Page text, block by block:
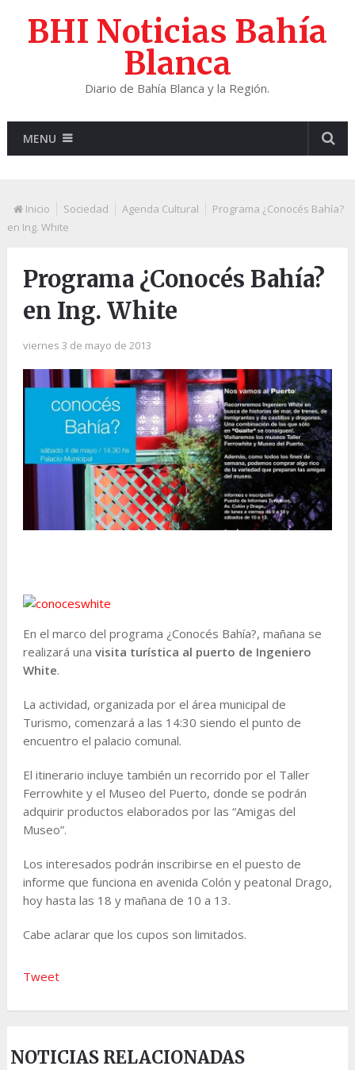
BHI Noticias Bahía
Blanca
Diario de Bahía Blanca y la Región.
MENU
Inicio Sociedad Agenda Cultural
Programa ¿Conocés Bahía?
en Ing. White
Programa ¿Conocés Bahía?
en Ing. White
viernes 3 de mayo de 2013
En el marco del programa ¿Conocés Bahía?, mañana se
realizará una visita turística al puerto de Ingeniero
White.
La actividad, organizada por el área municipal de
Turismo, comenzará a las 14:30 siendo el punto de
encuentro el palacio comunal.
El itinerario incluye también un recorrido por el Taller
Ferrowhite y el Museo del Puerto, donde se podrán
adquirir productos elaborados por las “Amigas del
Museo”.
Los interesados podrán inscribirse en el puesto de
informe que funciona en avenida Colón y peatonal Drago,
hoy hasta las 18 y mañana de 10 a 13.
Cabe aclarar que los cupos son limitados.
Tweet
NOTICIAS RELACIONADAS